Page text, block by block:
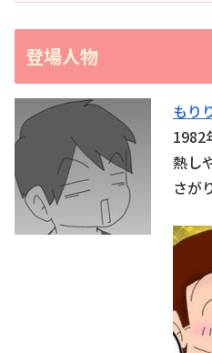
登場人物
もり
1982
熱し
さが